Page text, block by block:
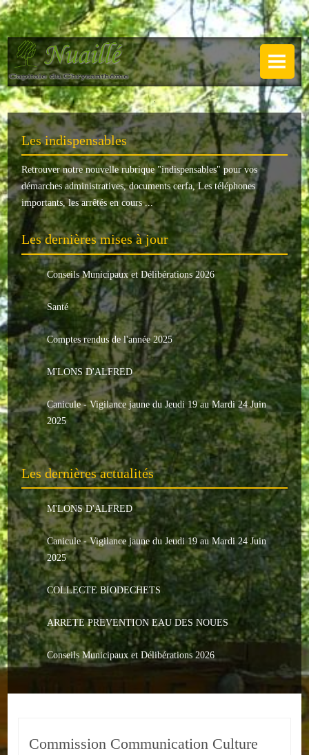
NUAILLÉ
Plan de Nuaillé
Sentiers pédestres
Guide annuel
Histoire
Galerie
LA MAIRIE
Horaires
Agence postale
Le conseil municipal
Les élus
Les commissions
Les comptes rendus
Le personnel communal
L'Echo de Nuaillé
Tarifs et locations
Galeries photos
INDISPENSABLES
Nouveaux arrivants
Le PACS
Voter
Urbanisme
.
Les indispensables
Retrouver notre nouvelle rubrique "indispensables" pour vos
démarches administratives, documents cerfa, Les téléphones
importants, les arrêtés en cours ...
Les dernières mises à jour
Conseils Municipaux et Délibérations 2026
Santé
Comptes rendus de l'année 2025
M'LONS D'ALFRED
Canicule - Vigilance jaune du Jeudi 19 au Mardi 24 Juin
2025
Les dernières actualités
M'LONS D'ALFRED
Canicule - Vigilance jaune du Jeudi 19 au Mardi 24 Juin
2025
COLLECTE BIODECHETS
ARRETE PREVENTION EAU DES NOUES
Conseils Municipaux et Délibérations 2026
Commission Communication Culture